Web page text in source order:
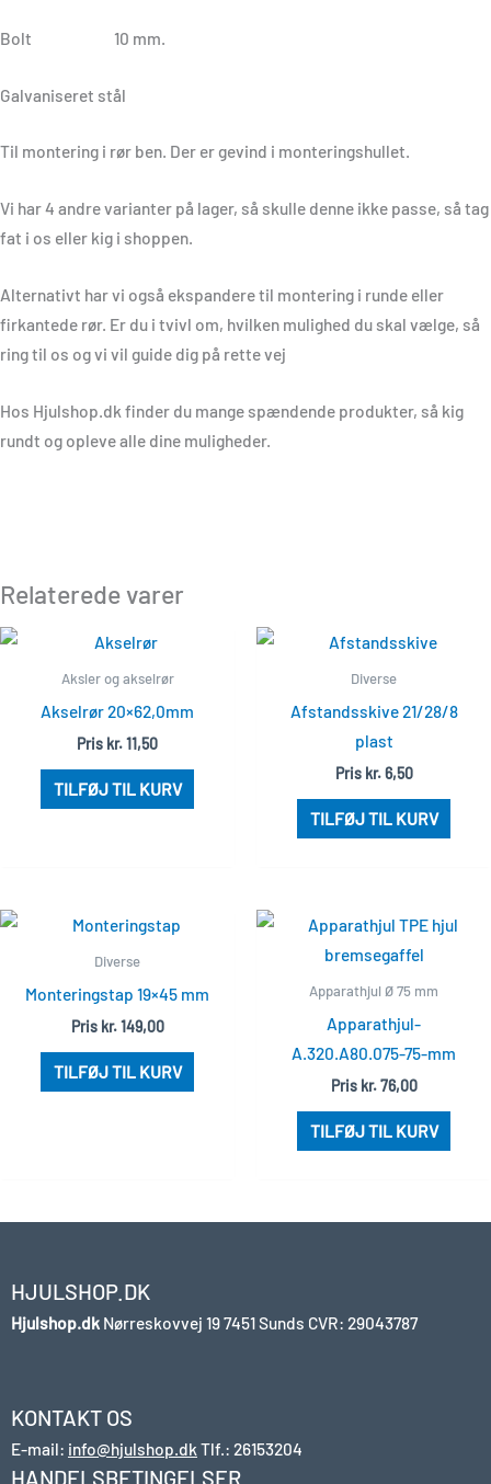
Bolt 10 mm.
Galvaniseret stål
Til montering i rør ben. Der er gevind i monteringshullet.
Vi har 4 andre varianter på lager, så skulle denne ikke passe, så tag
fat i os eller kig i shoppen.
Alternativt har vi også ekspandere til montering i runde eller
firkantede rør. Er du i tvivl om, hvilken mulighed du skal vælge, så
ring til os og vi vil guide dig på rette vej
Hos Hjulshop.dk finder du mange spændende produkter, så kig
rundt og opleve alle dine muligheder.
Relaterede varer
Aksler og akselrør
Akselrør 20×62,0mm
Pris kr.11,50
TILFØJ TIL KURV
Diverse
Afstandsskive 21/28/8
plast
Pris kr.6,50
TILFØJ TIL KURV
Diverse
Monteringstap 19×45 mm
Pris kr.149,00
TILFØJ TIL KURV
Apparathjul Ø 75 mm
Apparathjul-
A.320.A80.075-75-mm
Pris kr.76,00
TILFØJ TIL KURV
HJULSHOP.DK
Hjulshop.dk Nørreskovvej 197451 Sunds CVR: 29043787
KONTAKT OS
E-mail: info@hjulshop.dk Tlf.: 26153204
HANDELSBETINGELSER